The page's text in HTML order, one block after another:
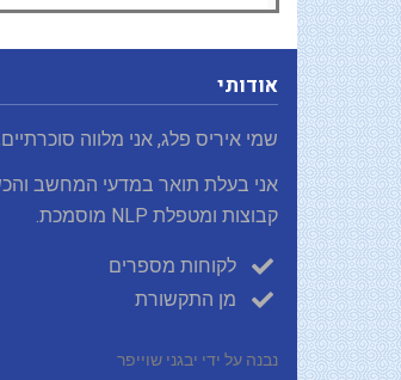
אודותי
שמי איריס פלג, אני מלווה
אני בעלת תואר במדעי המחשב
קבוצות ומטפלת NLP מוסמכת.
לקוחות מספרים
מן התקשורת
נבנה על ידי יבגני שוייפר